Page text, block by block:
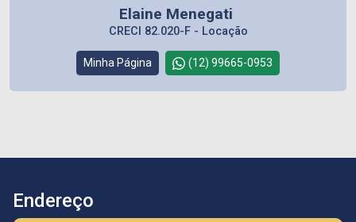
Elaine Menegati
CRECI 82.020-F - Locação
Minha Página (12) 99665-0953
Endereço